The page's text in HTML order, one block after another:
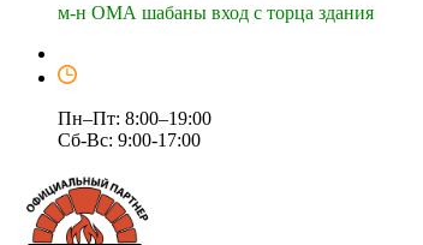
м-н ОМА шабаны вход с торца здания
Пн–Пт: 8:00–19:00
Сб-Вс: 9:00-17:00